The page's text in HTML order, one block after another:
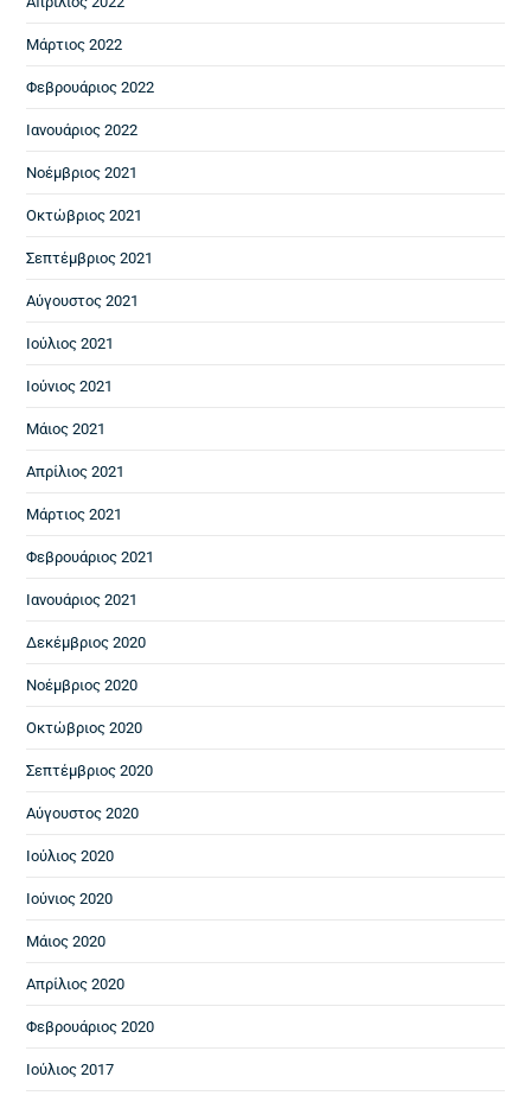
Μάρτιος 2022
Φεβρουάριος 2022
Ιανουάριος 2022
Νοέμβριος 2021
Οκτώβριος 2021
Σεπτέμβριος 2021
Αύγουστος 2021
Ιούλιος 2021
Ιούνιος 2021
Μάιος 2021
Απρίλιος 2021
Μάρτιος 2021
Φεβρουάριος 2021
Ιανουάριος 2021
Δεκέμβριος 2020
Νοέμβριος 2020
Οκτώβριος 2020
Σεπτέμβριος 2020
Αύγουστος 2020
Ιούλιος 2020
Ιούνιος 2020
Μάιος 2020
Απρίλιος 2020
Φεβρουάριος 2020
Ιούλιος 2017